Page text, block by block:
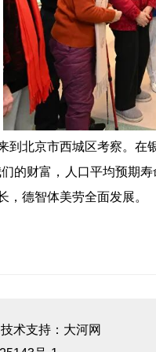
北京市西城区考察。在
的财富，人口平均预期
，德智体美劳全面发展。
术支持： 大河网